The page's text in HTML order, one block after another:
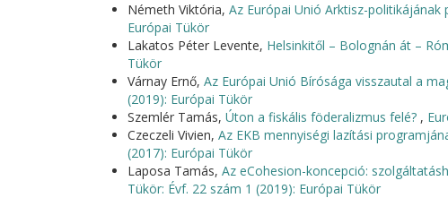
Németh Viktória, Az Európai Unió Arktisz-politikájának
Európai Tükör
Lakatos Péter Levente, Helsinkitől – Bolognán át –
Tükör
Várnay Ernő, Az Európai Unió Bírósága visszautal a
(2019): Európai Tükör
Szemlér Tamás, Úton a fiskális föderalizmus felé? ,
Czeczeli Vivien, Az EKB mennyiségi lazítási
(2017): Európai Tükör
Laposa Tamás, Az eCohesion-koncepció:
Tükör: Évf. 22 szám 1 (2019): Európai Tükör